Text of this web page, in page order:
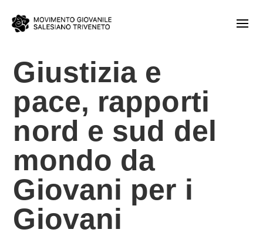
Giustizia e
pace, rapporti
nord e sud del
mondo da
Giovani per i
Giovani